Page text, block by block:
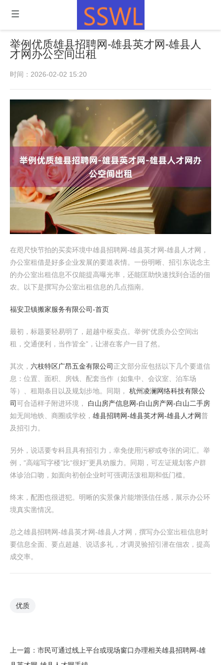
举例优质雄县招聘网-雄县英才网-雄县人
才网办公空间出租
时间：2026-02-02 15:20
在咫尺快节拍的买卖环境中雄县招聘网-雄县英才网-雄县人才网，
办公室租借是好多企业发展的要道表情。一份明晰、招引东说念主
的办公室出租信息不仅能提高曝光率，还能匡助快速找到合适的佃
农。以下是撰写办公室出租信息的几点指南。
福安卫镇搬家服务有限公司-首页
最初，标题要轻易明了，超越中枢卖点。举例“优质办公空间出
租，交通便利，当作皆全”，让潜在客户一目了然。
其次， 六枝特区广昂五金有限公司 正文部分应包括以下几个要道信
息：位置、面积、房钱、配套当作（如集中、会议室、泊车场
等）、租期条目以及规划步地。同期， 杭州凌澜网络科技有限公
司可合适样子附进环境， 白山房产信息网-白山房产网-白山二手房
如无间地铁、商圈或学校， 雄县招聘网-雄县英才网-雄县人才网普
及招引力。
另外，说话要专科且具有招引力，幸免使用污秽或夸张的词汇。举
例，“高端写字楼”比“很好”更具劝服力。同期，可左证规划客户群
体诊治口吻，如面向初创企业时可强调活泼租期和低门槛。
终末，配图也很进犯。明晰的实景像片能增强信任感，展示办公环
境真实凿情况。
总之雄县招聘网-雄县英才网-雄县人才网，撰写办公室出租信息时
要信息全面、要点超越、说话多礼，才调灵验招引潜在佃农，提高
成交率。
优质
上一篇： 市民可通过线上平台或现场窗口办理相关雄县招聘网-雄